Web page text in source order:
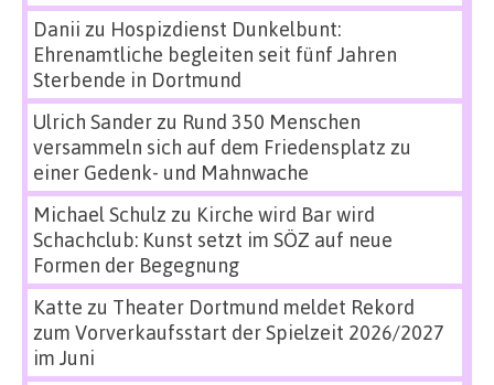
Danii zu Hospizdienst Dunkelbunt:
Ehrenamtliche begleiten seit fünf Jahren
Sterbende in Dortmund
Ulrich Sanderzu Rund 350 Menschen
versammeln sich auf dem Friedensplatz zu
einer Gedenk- und Mahnwache
Michael Schulz zu Kirche wird Bar wird
Schachclub: Kunst setzt im SÖZ auf neue
Formen der Begegnung
Katte zu Theater Dortmund meldet Rekord
zum Vorverkaufsstart der Spielzeit 2026/2027
im Juni